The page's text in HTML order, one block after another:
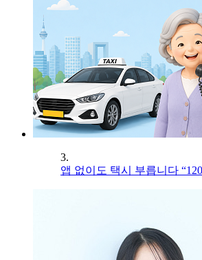
3.
앱 없이도 택시 부릅니다